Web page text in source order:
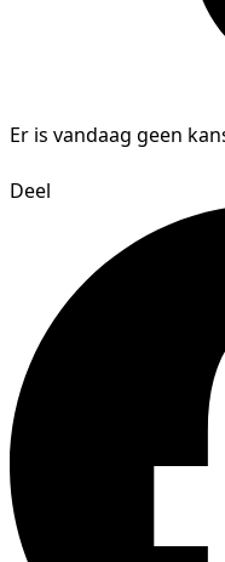
Er is vandaag geen
Deel